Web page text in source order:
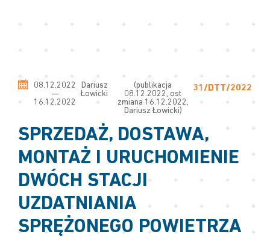
08.12.2022
—
16.12.2022
Dariusz
Łowicki
(publikacja
08.12.2022, ost
zmiana 16.12.2022,
Dariusz Łowicki)
31/DTT/2022
SPRZEDAŻ, DOSTAWA,
MONTAŻ I URUCHOMIENIE
DWÓCH STACJI
UZDATNIANIA
SPRĘŻONEGO POWIETRZA